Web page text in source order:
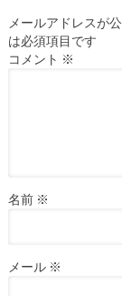
メールアドレスが
は必須項目です
コメント ※
名前 ※
メール ※